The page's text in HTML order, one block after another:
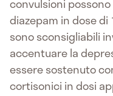
convulsioni
diazepam in dose di
sono sconsigliabili
accentuare la
essere sostenuto
cortisonici in dosi